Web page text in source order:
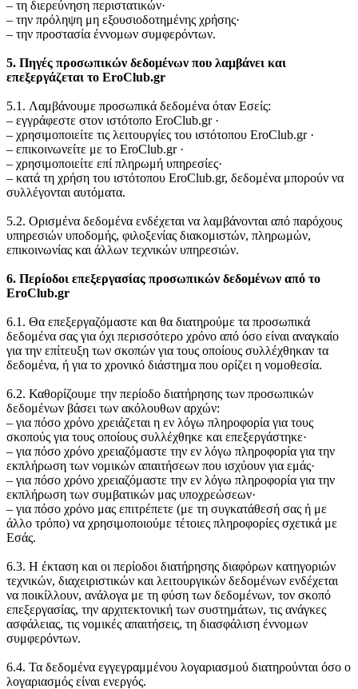
‒ τη διερεύνηση περιστατικών·
‒ την πρόληψη μη εξουσιοδοτημένης χρήσης·
‒ την προστασία έννομων συμφερόντων.
5. Πηγές προσωπικών δεδομένων που λαμβάνει και
επεξεργάζεται το EroClub.gr
5.1. Λαμβάνουμε προσωπικά δεδομένα όταν Εσείς:
‒ εγγράφεστε στον ιστότοπο EroClub.gr ·
‒ χρησιμοποιείτε τις λειτουργίες του ιστότοπου EroClub.gr ·
‒ επικοινωνείτε με το EroClub.gr ·
‒ χρησιμοποιείτε επί πληρωμή υπηρεσίες·
‒ κατά τη χρήση του ιστότοπου EroClub.gr, δεδομένα μπορούν να
συλλέγονται αυτόματα.
5.2. Ορισμένα δεδομένα ενδέχεται να λαμβάνονται από παρόχους
υπηρεσιών υποδομής, φιλοξενίας διακομιστών, πληρωμών,
επικοινωνίας και άλλων τεχνικών υπηρεσιών.
6. Περίοδοι επεξεργασίας προσωπικών δεδομένων από το
EroClub.gr
6.1. Θα επεξεργαζόμαστε και θα διατηρούμε τα προσωπικά
δεδομένα σας για όχι περισσότερο χρόνο από όσο είναι αναγκαίο
για την επίτευξη των σκοπών για τους οποίους συλλέχθηκαν τα
δεδομένα, ή για το χρονικό διάστημα που ορίζει η νομοθεσία.
6.2. Καθορίζουμε την περίοδο διατήρησης των προσωπικών
δεδομένων βάσει των ακόλουθων αρχών:
‒ για πόσο χρόνο χρειάζεται η εν λόγω πληροφορία για τους
σκοπούς για τους οποίους συλλέχθηκε και επεξεργάστηκε·
‒ για πόσο χρόνο χρειαζόμαστε την εν λόγω πληροφορία για την
εκπλήρωση των νομικών απαιτήσεων που ισχύουν για εμάς·
‒ για πόσο χρόνο χρειαζόμαστε την εν λόγω πληροφορία για την
εκπλήρωση των συμβατικών μας υποχρεώσεων·
‒ για πόσο χρόνο μας επιτρέπετε (με τη συγκατάθεσή σας ή με
άλλο τρόπο) να χρησιμοποιούμε τέτοιες πληροφορίες σχετικά με
Εσάς.
6.3. Η έκταση και οι περίοδοι διατήρησης διαφόρων κατηγοριών
τεχνικών, διαχειριστικών και λειτουργικών δεδομένων ενδέχεται
να ποικίλλουν, ανάλογα με τη φύση των δεδομένων, τον σκοπό
επεξεργασίας, την αρχιτεκτονική των συστημάτων, τις ανάγκες
ασφάλειας, τις νομικές απαιτήσεις, τη διασφάλιση έννομων
συμφερόντων.
6.4. Τα δεδομένα εγγεγραμμένου λογαριασμού διατηρούνται όσο ο
λογαριασμός είναι ενεργός.